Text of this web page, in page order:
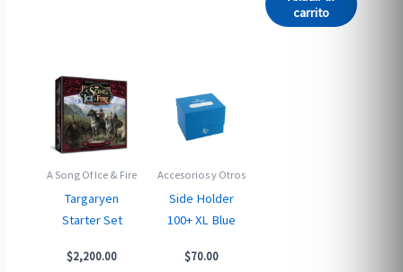
carrito
A Song Of Ice & Fire
Targaryen
Starter Set
$2,200.00
Accesorios y Otros
Side Holder
100+ XL Blue
$70.00